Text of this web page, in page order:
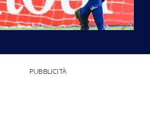
PUBBLICITÀ